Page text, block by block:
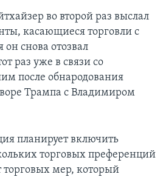
во второй раз выслал
касающиеся торговли с
он снова отозвал
раз уже в связи со
после обнародования
Трампа с Владимиром
планирует включить
торговых преференций
мер, который